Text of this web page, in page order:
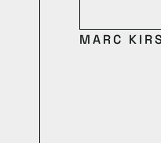
MARC